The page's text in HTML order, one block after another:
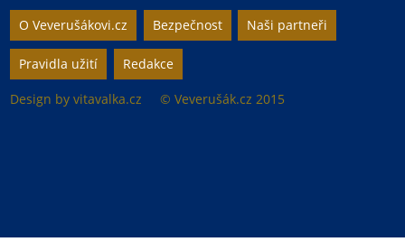
Nastavení webu
Animované
O Veverušákovi.cz Bezpečnost Naši partneři
Pravidla užití Redakce
Design byvitavalka.cz © Veverušák.cz 2015